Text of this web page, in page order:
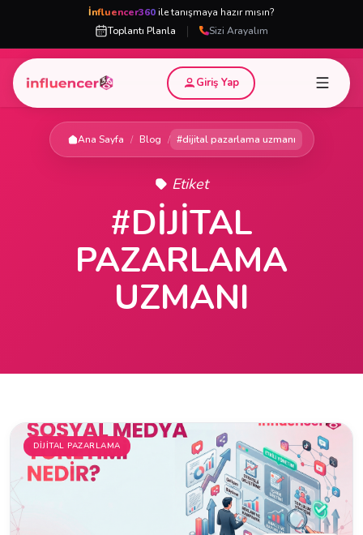
İnfluencer360 ile tanışmaya hazır mısın?
Toplantı Planla
| Sizi Arayalım
Giriş Yap
Ana Sayfa / Blog / #dijital pazarlama uzmanı
Etiket
#DIJITAL
PAZARLAMA
UZMANI
DIJITAL PAZARLAMA